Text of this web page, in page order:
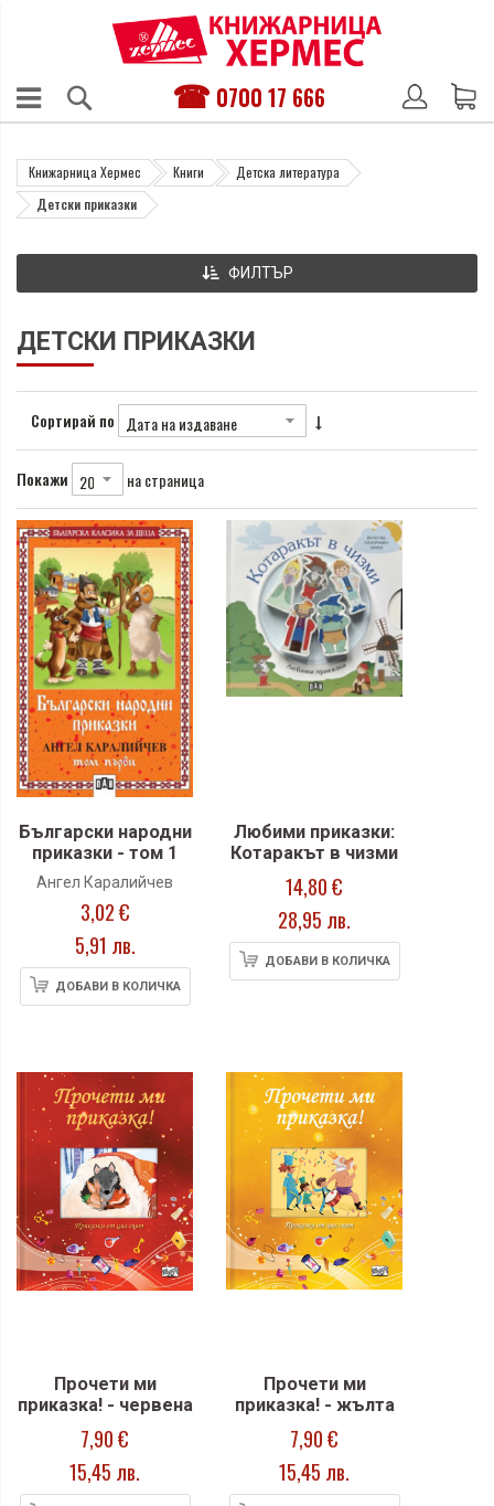
0700 17 666
Книжарница Хермес Книги
Детска литература
Детски приказки
ДЕТСКИ ПРИКАЗКИ
Сортирай по
Покажи на страница
Български народни
приказки - том 1
Ангел Каралийчев
3,02 €
5,91 лв.
ДОБАВИ В КОЛИЧКА
Любими приказки:
Котаракът в чизми
14,80 €
28,95 лв.
ДОБАВИ В КОЛИЧКА
Прочети ми
приказка! - червена
7,90 €
15,45 лв.
Прочети ми
приказка! - жълта
7,90 €
15,45 лв.
ФИЛТЪР